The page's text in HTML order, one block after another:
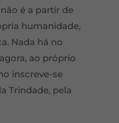
o é a partir de
humanidade,
Nada há no
ao próprio
inscreve-se
Trindade, pela